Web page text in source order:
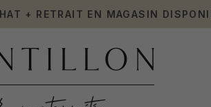
+ RETRAIT EN MAGASIN